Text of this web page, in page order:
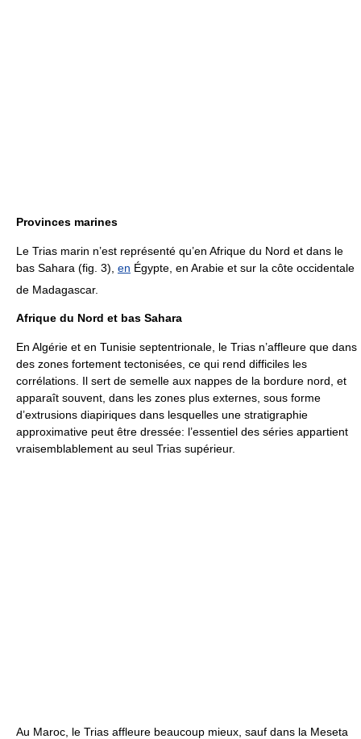
Provinces marines
Le Trias marin n’est représenté qu’en Afrique du Nord et dans le
bas Sahara (fig. 3), en Égypte, en Arabie et sur la côte occidentale
de Madagascar.
Afrique du Nord et bas Sahara
En Algérie et en Tunisie septentrionale, le Trias n’affleure que dans
des zones fortement tectonisées, ce qui rend difficiles les
corrélations. Il sert de semelle aux nappes de la bordure nord, et
apparaît souvent, dans les zones plus externes, sous forme
d’extrusions diapiriques dans lesquelles une stratigraphie
approximative peut être dressée: l’essentiel des séries appartient
vraisemblablement au seul Trias supérieur.
Au Maroc, le Trias affleure beaucoup mieux, sauf dans la Meseta